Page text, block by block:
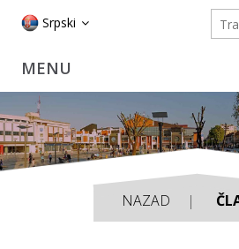
Srpski
NAZAD